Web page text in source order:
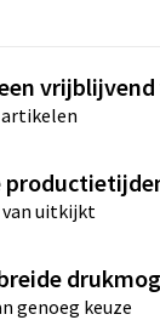
van uitkijkt
genoeg keuze